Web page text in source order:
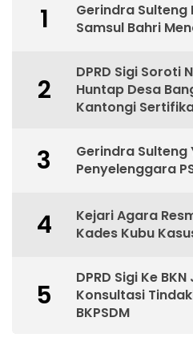
1
Gerindra
Samsul Bahri
2
DPRD Sigi Soroti
Huntap Desa
Kantongi
3
Gerindra
Penyelenggara
4
Kejari Agara
Kades Kubu
5
DPRD Sigi Ke
Konsultasi
BKPSDM